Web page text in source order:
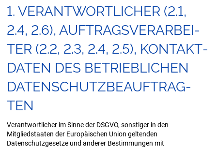
1. VER­ANT­WORT­LI­CHER (2.1,
2.4, 2.6), AUF­TRAGS­VER­AR­BEI­
TER (2.2, 2.3, 2.4, 2.5), KON­TAKT­
DA­TEN DES BE­TRIEB­LI­CHEN
DA­TEN­SCHUTZ­BE­AUF­TRAG­
TEN
Verantwortlicher im Sinne der DSGVO, sonstiger in den
Mitgliedstaaten der Europäischen Union geltenden
Datenschutzgesetze und anderer Bestimmungen mit